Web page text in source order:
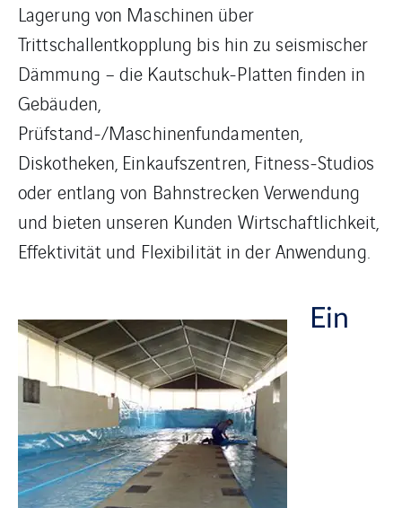
Lagerung von Maschinen über
Trittschallentkopplung bis hin zu seismischer
Dämmung – die Kautschuk-Platten finden in
Gebäuden,
Prüfstand-/Maschinenfundamenten,
Diskotheken, Einkaufszentren, Fitness-Studios
oder entlang von Bahnstrecken Verwendung
und bieten unseren Kunden Wirtschaftlichkeit,
Effektivität und Flexibilität in der Anwendung.
Ein